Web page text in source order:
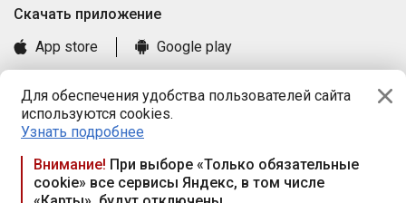
Для обеспечения удобства пользователей сайта
используются cookies.
Узнать подробнее
Внимание! При выборе «Только обязательные
cookie» все сервисы Яндекс, в том числе
Cкачать приложение
App store
Google play
Книга замечаний и предложений
Правила и документы
Praca.by © 2000—2026, ООО «ПРАЦА БАЙ»
Республика Беларусь, 220114, г. Минск, пр-т Независимости
117а, пом. № 9.